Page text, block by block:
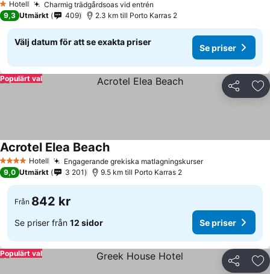
1 Stjärnor
Hotell Charmig trädgårdsoas vid entrén
9,3 Utmärkt 409 2.3 km till Porto Karras 2
Välj datum för att se exakta priser
Se priser
Dela
Populärt val
4 StjärnorHotell Engagerande grekiska matlagningskurser
Acrotel Elea Beach
9,0 Utmärkt 3 201 9.5 km till Porto Karras 2
Från 842 kr
Se priser från 12 sidor Se priser
Dela
Populärt val